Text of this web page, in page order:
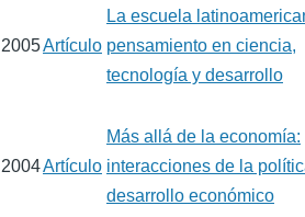
2005Artículo
La escuela
pensamiento en ciencia,
tecnología y desarrollo
2004Artículo
Más allá de la economía:
interacciones de la
desarrollo económico